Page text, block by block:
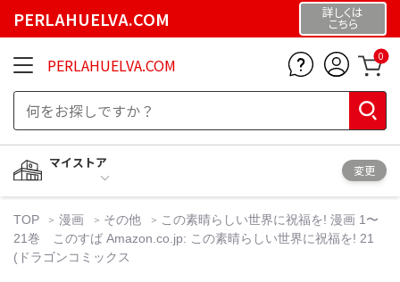
PERLAHUELVA.COM 詳しくは
こちら
PERLAHUELVA.COM 0
マイストア
変更
TOP 漫画 その他
この素晴らしい世界に祝福を! 漫画 1〜
21巻 このすば Amazon.co.jp: この素晴らしい世界に祝福を! 21
(ドラゴンコミックス